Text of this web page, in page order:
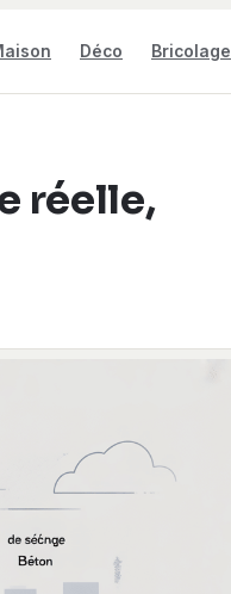
Déco Bricolage
réelle,